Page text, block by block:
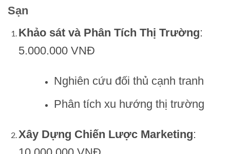
Sạn
Khảo sát và Phân Tích Thị Trường:
5.000.000 VNĐ
Nghiên cứu đối thủ cạnh tranh
Phân tích xu hướng thị trường
Xây Dựng Chiến Lược Marketing: